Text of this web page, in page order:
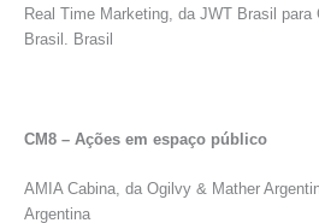
Real Time Marketing, da JWT Brasil para
Brasil. Brasil
CM8 – Ações em espaço público
AMIA Cabina, da Ogilvy & Mather
Argentina